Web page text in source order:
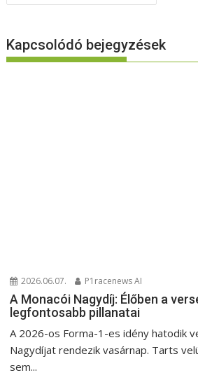
Kapcsolódó bejegyzések
2026.06.07. P1racenews AI
A Monacói Nagydíj: Élőben a
legfontosabb pillanatai
A 2026-os Forma-1-es idény hatodik
Nagydíjat rendezik vasárnap. Tarts
sem...